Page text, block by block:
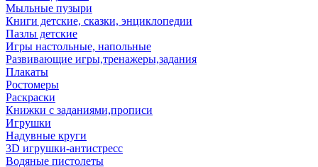
Мыльные пузыри
Книги детские, сказки, энциклопедии
Пазлы детские
Игры настольные, напольные
Развивающие игры,тренажеры,задания
Плакаты
Ростомеры
Раскраски
Книжки с заданиями,прописи
Игрушки
Надувные круги
3D игрушки-антистресс
Водяные пистолеты